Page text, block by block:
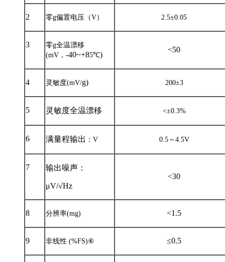
2 零g偏置电压（V） 2.5±0.05
3 零g全温漂移
(mV ， -40~+85℃)
<50
4 灵敏度(mV/g) 200±3
5 灵敏度全温漂移 <±0.3%
6 满量程输出 ： V 0.5～ 4.5V
7 输出噪声 ：
μV/√Hz
<30
8 分辨率(mg) <1.5
9 非线性 (%FS)⑥ ≤0.5